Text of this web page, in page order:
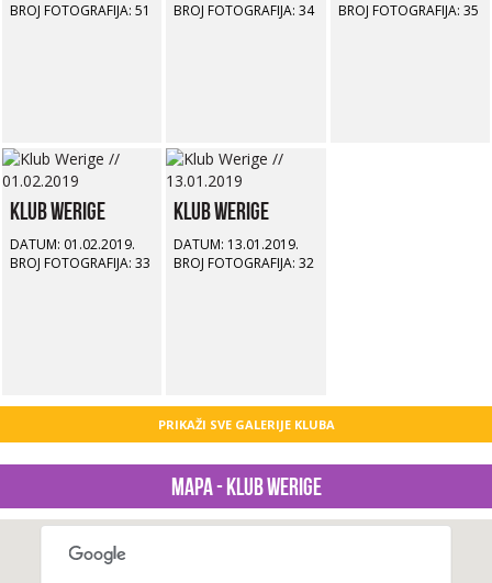
BROJ FOTOGRAFIJA: 51
BROJ FOTOGRAFIJA: 34
BROJ FOTOGRAFIJA: 35
Klub Werige
DATUM: 01.02.2019.
BROJ FOTOGRAFIJA: 33
Klub Werige
DATUM: 13.01.2019.
BROJ FOTOGRAFIJA: 32
PRIKAŽI SVE GALERIJE KLUBA
Mapa - Klub Werige